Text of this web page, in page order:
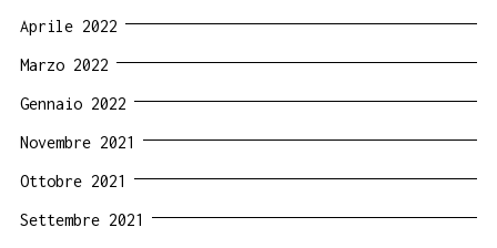
Aprile 2022
Marzo 2022
Gennaio 2022
Novembre 2021
Ottobre 2021
Settembre 2021